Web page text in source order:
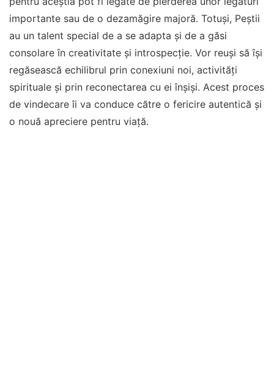
importante sau de o dezamăgire majoră. Totuși, Peștii
au un talent special de a se adapta și de a găsi
consolare în creativitate și introspecție. Vor reuși să își
regăsească echilibrul prin conexiuni noi, activități
spirituale și prin reconectarea cu ei înșiși. Acest proces
de vindecare îi va conduce către o fericire autentică și
o nouă apreciere pentru viață.